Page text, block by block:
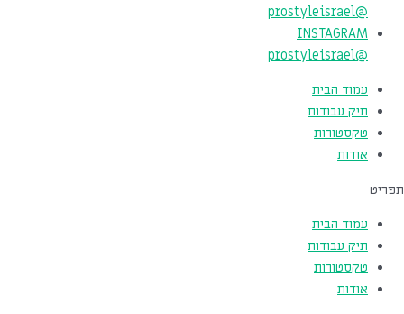
@prostyleisrael
INSTAGRAM
@prostyleisrael
עמוד הבית
תיק עבודות
טקסטורות
אודות
תפריט
עמוד הבית
תיק עבודות
טקסטורות
אודות